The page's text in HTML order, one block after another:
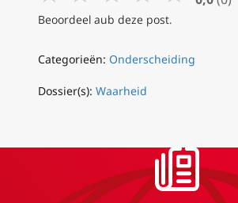
Beoordeel aub deze post.
Categorieën: Onderscheiding
Dossier(s): Waarheid